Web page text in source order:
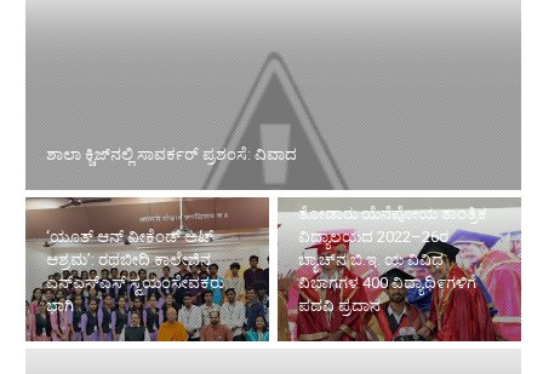
‘ಯೂತ್ ಆನ್ ವೀಕೆಂಡ್ ಅಟ್
ಆಶ್ರಮ’: ರಥಬೀದಿ ಕಾಲೇಜಿನ
ಎನ್‌ಎಸ್‌ಎಸ್ ಸ್ವಯಂಸೇವಕರು ಭಾಗಿ
ತೋಡಾರು ಯೆನೆಪೋಯ ತಾಂತ್ರಿಕ
ವಿದ್ಯಾಲಯದ 2022–26ರ
ಬ್ಯಾಚ್‌ನ ಬಿ.ಇ. ಯ ವಿವಿಧ
ವಿಭಾಗಗಳ 400 ವಿದ್ಯಾಥಿ೯ಗಳಿಗೆ
ಪದವಿ ಪ್ರದಾನ